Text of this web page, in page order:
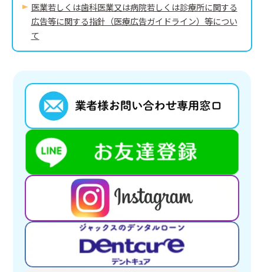
医業若しくは⻭科医業⼜は病院若しくは診療所に関する
広告等に関する指針（医療広告ガイドライン）等につい
て